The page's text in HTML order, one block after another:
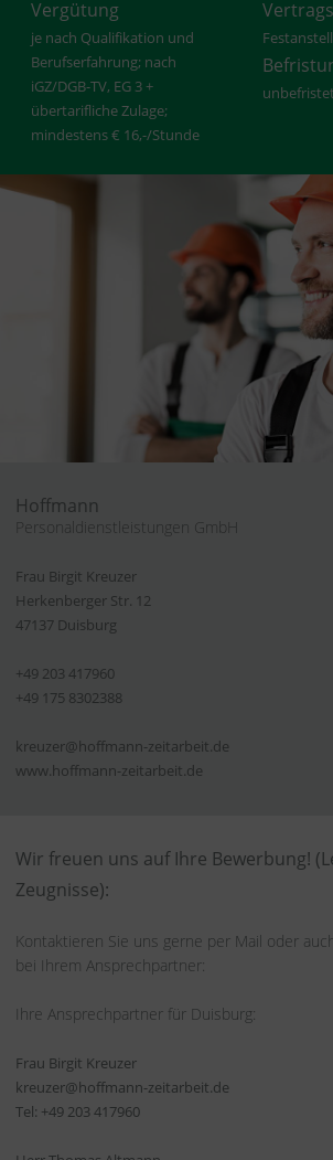
Vergütung
je nach Qualifikation und
Berufserfahrung; nach
iGZ/DGB-TV, EG 3 +
übertarifliche Zulage;
mindestens € 16,-/Stunde
unbefristet
Hoffmann
Personaldienstleistungen GmbH
Frau Birgit Kreuzer
Herkenberger Str. 12
47137 Duisburg
+49 203 417960
+49 175 8302388
kreuzer@hoffmann-zeitarbeit.de
www.hoffmann-zeitarbeit.de
Wir freuen uns auf Ihre Bewerbung!
Zeugnisse):
Kontaktieren Sie uns gerne per Mail oder
bei Ihrem Ansprechpartner:
Ihre Ansprechpartner für Duisburg:
Frau Birgit Kreuzer
kreuzer@hoffmann-zeitarbeit.de
Tel: +49 203 417960